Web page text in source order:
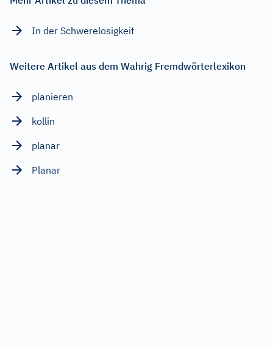
In der Schwerelosigkeit
Weitere Artikel aus dem Wahrig Fremdwörterlexikon
planieren
kollin
planar
Planar